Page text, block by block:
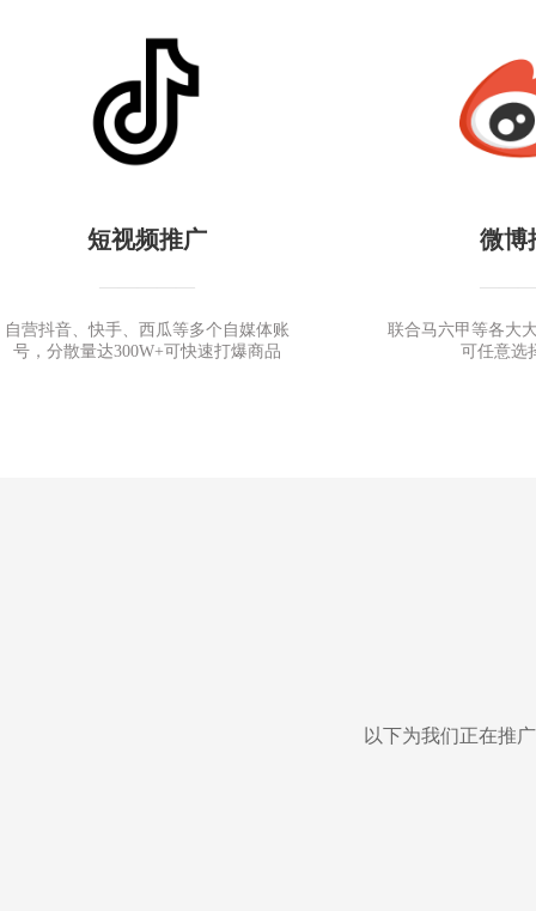
短视频推广
—————
自营抖音、快手、西瓜等多个自媒体账
号，分散量达300W+可快速打爆商品
微博
联合马六甲等各大
可任意选
以下为我们正在推